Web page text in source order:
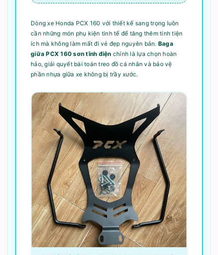
Dòng xe Honda PCX 160 với thiết kế sang trọng luôn
cần những món phụ kiện tinh tế để tăng thêm tính tiện
ích mà không làm mất đi vẻ đẹp nguyên bản. Baga
giữa PCX 160 sơn tĩnh điện chính là lựa chọn hoàn
hảo, giải quyết bài toán treo đồ cá nhân và bảo vệ
phần nhựa giữa xe không bị trầy xước.